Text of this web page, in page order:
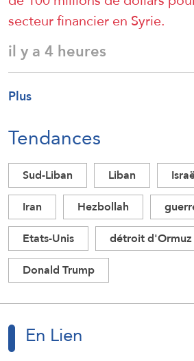
secteur financier en Syrie.
il y a 4 heures
Plus
Tendances
Sud-Liban Liban
Iran
Hezbollah
Etats-Unis
détroit d'Ormuz
Donald Trump
En Lien